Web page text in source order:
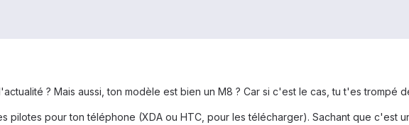
? Mais aussi, ton modèle est bien un M8 ? Car si c'est le cas, tu t'es trompé
pilotes pour ton téléphone (XDA ou HTC, pour les télécharger). Sachant que c'est